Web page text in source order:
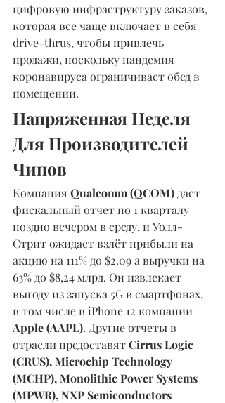
цифровую инфраструктуру заказов,
которая все чаще включает в себя
drive-thrus, чтобы привлечь
продажи, поскольку пандемия
коронавируса ограничивает обед в
помещении.
Напряженная Неделя
Для Производителей
Чипов
Компания Qualcomm (QCOM) даст
фискальный отчет по 1 кварталу
поздно вечером в среду, и Уолл-
Стрит ожидает взлёт прибыли на
акцию на 111% до $2.09 а выручки на
63% до $8,24 млрд. Он извлекает
выгоду из запуска 5G в смартфонах,
в том числе в iPhone 12 компании
Apple (AAPL). Другие отчеты в
отрасли предоставят Cirrus Logic
(CRUS), Microchip Technology
(MCHP), Monolithic Power Systems
(MPWR), NXP Semiconductors